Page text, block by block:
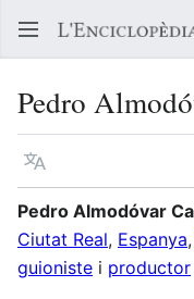
Pedro
Llegir en un atre
Pedro Almodóvar
Ciutat Real, Espanya,
guioniste i productor